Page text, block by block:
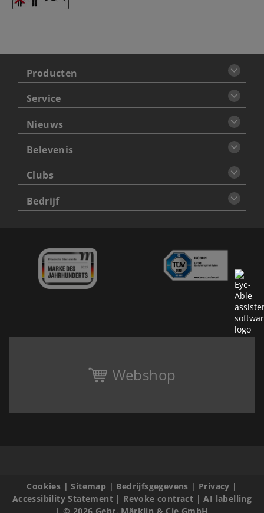
Producten
Service
Nieuws
Belevenis
Clubs
Bedrijf
Webshop
Cookies |Sitemap | Bedrijfsgegevens | Privacy |
Accessibility Statement| Revoke contract |AI labelling
|© 2026 Gebr. Märklin & Cie GmbH